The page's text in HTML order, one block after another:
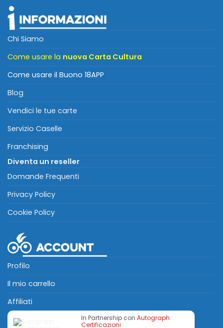
Chi Siamo
Come usare la nuova Carta Cultura
Come usare il Buono 18APP
Blog
Vendici le tue carte
Servizio Caselle
Franchising
Diventa un reseller
Domande Frequenti
Privacy Policy
Cookie Policy
Profilo
Il mio carrello
Affiliati
In Partnership con Autograph
Certificazioni